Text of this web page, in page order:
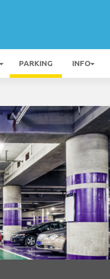
PARKING INFO